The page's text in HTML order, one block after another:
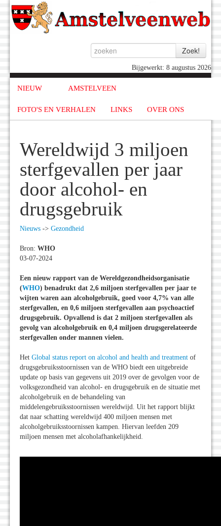
Bijgewerkt: 8 augustus 2026
NIEUW AMSTELVEEN
FOTO'S EN VERHALEN LINKS OVER ONS
Wereldwijd 3 miljoen
sterfgevallen per jaar
door alcohol- en
drugsgebruik
Nieuws -> Gezondheid
Bron: WHO
03-07-2024
Een nieuw rapport van de Wereldgezondheidsorganisatie
(WHO) benadrukt dat 2,6 miljoen sterfgevallen per jaar te
wijten waren aan alcoholgebruik, goed voor 4,7% van alle
sterfgevallen, en 0,6 miljoen sterfgevallen aan psychoactief
drugsgebruik. Opvallend is dat 2 miljoen sterfgevallen als
gevolg van alcoholgebruik en 0,4 miljoen drugsgerelateerde
sterfgevallen onder mannen vielen.
Het Global status report on alcohol and health and treatment of
drugsgebruiksstoornissen van de WHO biedt een uitgebreide
update op basis van gegevens uit 2019 over de gevolgen voor de
volksgezondheid van alcohol- en drugsgebruik en de situatie met
alcoholgebruik en de behandeling van
middelengebruiksstoornissen wereldwijd. Uit het rapport blijkt
dat naar schatting wereldwijd 400 miljoen mensen met
alcoholgebruiksstoornissen kampen. Hiervan leefden 209
miljoen mensen met alcoholafhankelijkheid.